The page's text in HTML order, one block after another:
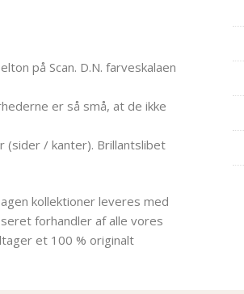
på Scan. D.N. farveskalaen
er så små, at de ikke
(sider / kanter). Brillantslibet
kollektioner leveres med
forhandler af alle vores
et 100 % originalt